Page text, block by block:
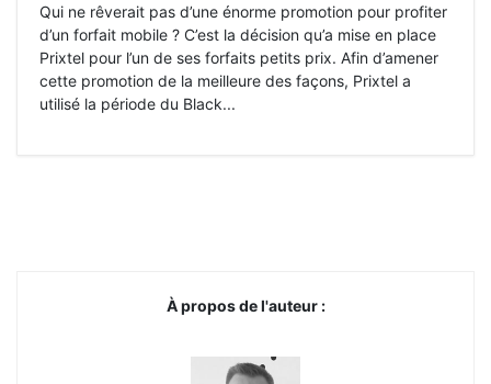
Qui ne rêverait pas d’une énorme promotion pour profiter
d’un forfait mobile ? C’est la décision qu’a mise en place
Prixtel pour l’un de ses forfaits petits prix. Afin d’amener
cette promotion de la meilleure des façons, Prixtel a
utilisé la période du Black...
À propos de l'auteur :